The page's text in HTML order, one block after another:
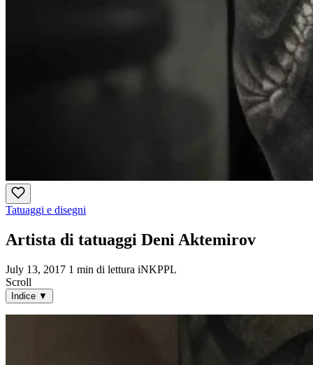
Tatuaggi e disegni
Artista di tatuaggi Deni Aktemirov
July 13, 2017 1 min di lettura iNKPPL
Scroll
Indice ▼